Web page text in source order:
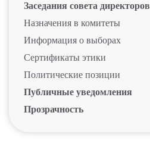
Заседания совета директоров
Назначения в комитеты
Информация о выборах
Сертификаты этики
Политические позиции
Публичные уведомления
Прозрачность